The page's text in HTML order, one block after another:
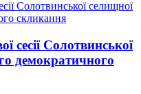
сесії Солотвинської
демократичного